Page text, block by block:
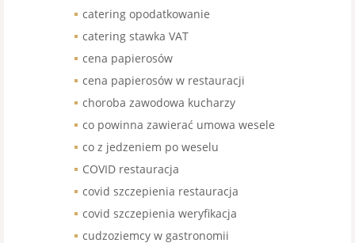
catering opodatkowanie
catering stawka VAT
cena papierosów
cena papierosów w restauracji
choroba zawodowa kucharzy
co powinna zawierać umowa wesele
co z jedzeniem po weselu
COVID restauracja
covid szczepienia restauracja
covid szczepienia weryfikacja
cudzoziemcy w gastronomii